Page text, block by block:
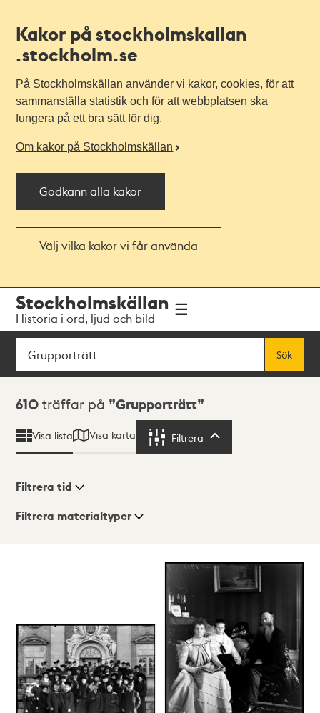
Kakor på stockholmskallan
.stockholm.se
På Stockholmskällan använder vi kakor, cookies, för att
sammanställa statistik och för att webbplatsen ska
fungera på ett bra sätt för dig.
Om kakor på Stockholmskällan
Godkänn alla kakor
Välj vilka kakor vi får använda
navigationen
huvudinnehållet
Stockholmskällan
Historia i ord, ljud och bild
Sök
Sök
Sökresultat
610 träffar på Grupporträtt
Visa lista Visa karta Filtrera
Visningsläge
Filtrera tid
Filtrera materialtyper